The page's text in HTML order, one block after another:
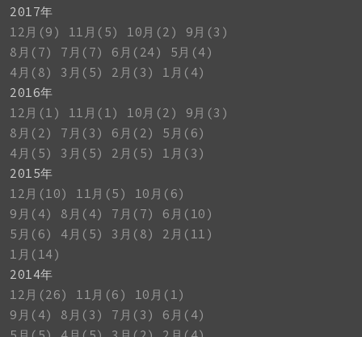
2017年
12月(9)
11月(5) 10月(2)
9月(3)
8月(7)
7月(7) 6月(24)
5月(4)
4月(8)
3月(5) 2月(3)
1月(4)
2016年
12月(1)
11月(1) 10月(2)
9月(3)
8月(2)
7月(3) 6月(2)
5月(6)
4月(5)
3月(5) 2月(5)
1月(3)
2015年
12月(10)
11月(5)
10月(6)
9月(4)
8月(4) 7月(7)
6月(10)
5月(6)
4月(5) 3月(8)
2月(11)
1月(14)
2014年
12月(26)
11月(6)
10月(1)
9月(4)
8月(3) 7月(3)
6月(4)